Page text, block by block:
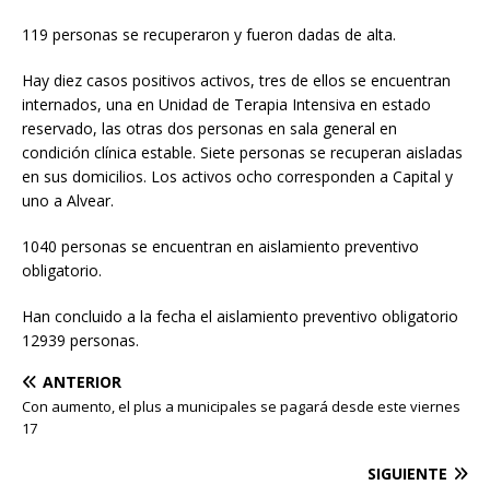
119 personas se recuperaron y fueron dadas de alta.
Hay diez casos positivos activos, tres de ellos se encuentran
internados, una en Unidad de Terapia Intensiva en estado
reservado, las otras dos personas en sala general en
condición clínica estable. Siete personas se recuperan aisladas
en sus domicilios. Los activos ocho corresponden a Capital y
uno a Alvear.
1040 personas se encuentran en aislamiento preventivo
obligatorio.
Han concluido a la fecha el aislamiento preventivo obligatorio
12939 personas.
ANTERIOR
Con aumento, el plus a municipales se pagará desde este viernes
17
SIGUIENTE